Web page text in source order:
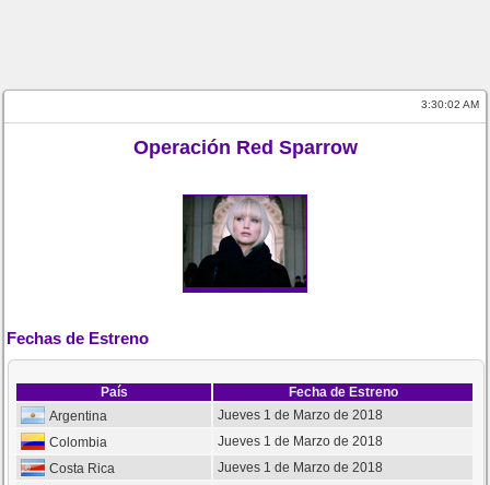
3:30:02 AM
Operación Red Sparrow
Fechas de Estreno
País
Fecha de Estreno
Argentina
Jueves 1 de Marzo de 2018
Colombia
Jueves 1 de Marzo de 2018
Costa Rica
Jueves 1 de Marzo de 2018